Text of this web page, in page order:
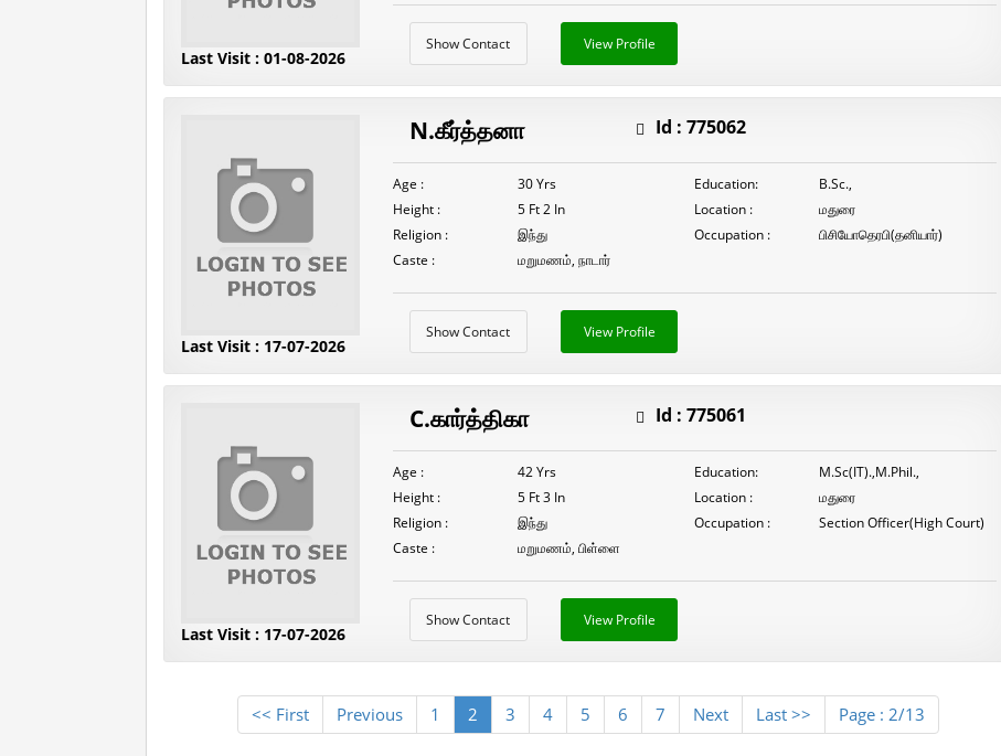
Last Visit : 01-08-2026
Show Contact View Profile
Last Visit : 17-07-2026
N.கீர்த்தனா Id :775062
Age :
30 Yrs
Height :
5 Ft 2 In
Religion :
இந்து
Caste :
மறுமணம், நாடார்
Education:
B.Sc.,
Location :
மதுரை
Occupation :
பிசியோதெரபி(தனியார்)
Show Contact View Profile
Last Visit : 17-07-2026
C.கார்த்திகா Id :775061
Age :
42 Yrs
Height :
5 Ft 3 In
Religion :
இந்து
Caste :
மறுமணம், பிள்ளை
Education:
M.Sc(IT).,M.Phil.,
Location :
மதுரை
Occupation :
Section Officer(High Court)
Show Contact View Profile
<< First Previous 1 2 3 4 5 6 7 Next Last >> Page : 2/13